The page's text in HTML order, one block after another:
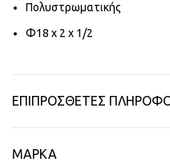
Πολυστρωματικής
Φ18 x 2 x 1/2
ΕΠΙΠΡΌΣΘΕΤΕΣ
ΜΆΡΚΑ